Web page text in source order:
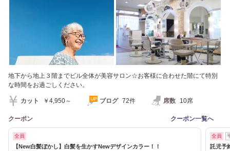
地下から地上３階までビル全体が美容サロン☆お客様に合わせた階にて特別
な時間をお過ごしください。
カット ￥4,950～ ブログ 72件 席数 10席
クーポン クーポン一覧へ
全員
【New白髪ぼかし】白髪を生かすNewデザインカラー！！
全員
託児予